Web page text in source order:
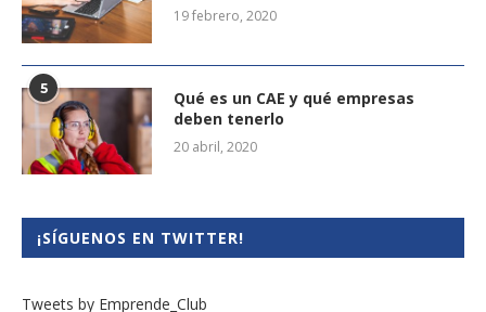
19 febrero, 2020
5
Qué es un CAE y qué empresas
deben tenerlo
20 abril, 2020
¡SÍGUENOS EN TWITTER!
Tweets by Emprende_Club